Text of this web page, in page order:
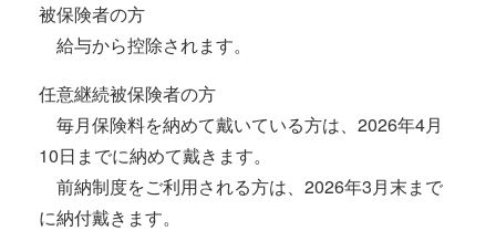
被保険者の方
給与から控除されます。
任意継続被保険者の方
毎月保険料を納めて戴いている方は、2026年4月
10日までに納めて戴きます。
前納制度をご利用される方は、2026年3月末まで
に納付戴きます。